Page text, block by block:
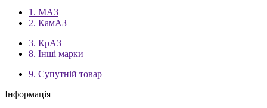
1. МАЗ
2. КамАЗ
3. КрАЗ
8. Інші марки
9. Супутній товар
Інформація